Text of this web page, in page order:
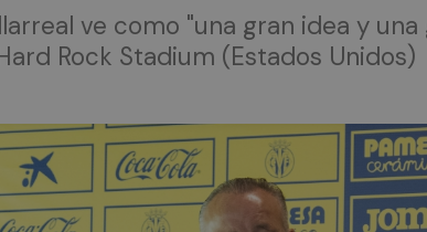
ve como "una gran idea y
Rock Stadium (Estados Unidos)